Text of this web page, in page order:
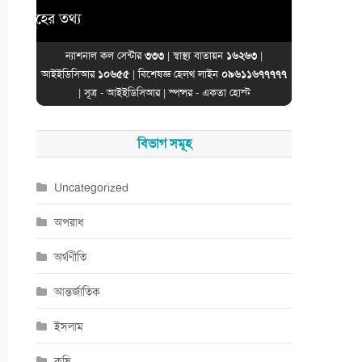
তথ্য
ন্যাশনাল কল সেন্টার৩৩৩ | স্বাস্থ্য বাতায়ন ১৬২৬৩ |
আইইডিসিআর ১০৬৫৫| বিশেষজ্ঞ হেলথ লাইন০৯৬১১৬৭৭৭৭৭
| সূত্র -আইইডিসিআর| স্পন্সর - একতা হোস্ট
বিভাগ সমূহ
Uncategorized
অপরাধ
অর্থণীতি
আন্তর্জাতিক
ইসলাম